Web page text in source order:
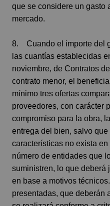
que se considere un gasto
mercado.
8. Cuando el importe del
las cuantías establecidas
noviembre, de Contratos
contrato menor, el
mínimo tres ofertas
proveedores, con carácter
compromiso para la obra,
entrega del bien, salvo
características no exista
número de entidades que
suministren, lo que deberá
en base a motivos
presentadas, que deberán